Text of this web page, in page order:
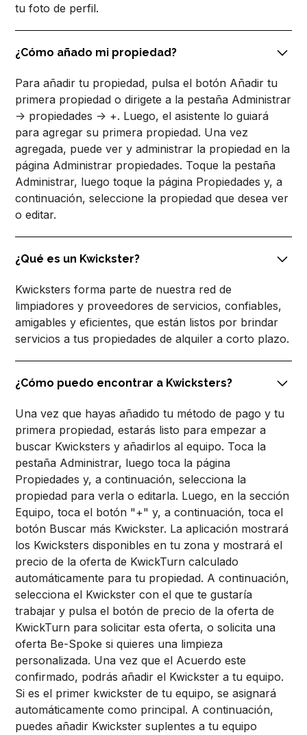
tu foto de perfil.
¿Cómo añado mi propiedad?
Para añadir tu propiedad, pulsa el botón Añadir tu
primera propiedad o dirigete a la pestaña Administrar
-> propiedades -> +. Luego, el asistente lo guiará
para agregar su primera propiedad. Una vez
agregada, puede ver y administrar la propiedad en la
página Administrar propiedades. Toque la pestaña
Administrar, luego toque la página Propiedades y, a
continuación, seleccione la propiedad que desea ver
o editar.
¿Qué es un Kwickster?
Kwicksters forma parte de nuestra red de
limpiadores y proveedores de servicios, confiables,
amigables y eficientes, que están listos por brindar
servicios a tus propiedades de alquiler a corto plazo.
¿Cómo puedo encontrar a Kwicksters?
Una vez que hayas añadido tu método de pago y tu
primera propiedad, estarás listo para empezar a
buscar Kwicksters y añadirlos al equipo. Toca la
pestaña Administrar, luego toca la página
Propiedades y, a continuación, selecciona la
propiedad para verla o editarla. Luego, en la sección
Equipo, toca el botón "+" y, a continuación, toca el
botón Buscar más Kwickster. La aplicación mostrará
los Kwicksters disponibles en tu zona y mostrará el
precio de la oferta de KwickTurn calculado
automáticamente para tu propiedad. A continuación,
selecciona el Kwickster con el que te gustaría
trabajar y pulsa el botón de precio de la oferta de
KwickTurn para solicitar esta oferta, o solicita una
oferta Be-Spoke si quieres una limpieza
personalizada. Una vez que el Acuerdo este
confirmado, podrás añadir el Kwickster a tu equipo.
Si es el primer kwickster de tu equipo, se asignará
automáticamente como principal. A continuación,
puedes añadir Kwickster suplentes a tu equipo